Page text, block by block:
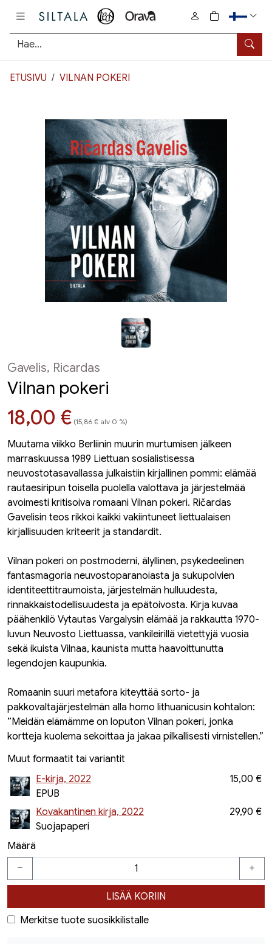
Hae
0
tuotetta
ETUSIVU VILNAN POKERI
Gavelis, Ricardas
Vilnan pokeri
Hinta nyt
18,00 € (15,86 € alv 0 %)
Muutama viikko Berliinin muurin murtumisen jälkeen
marraskuussa 1989 Liettuan sosialistisessa
neuvostotasavallassa julkaistiin kirjallinen pommi: elämää
rautaesiripun toisella puolella valottava ja järjestelmää
avoimesti kritisoiva romaani Vilnan pokeri. Ričardas
Gavelisin teos rikkoi kaikki vakiintuneet liettualaisen
kirjallisuuden kriteerit ja standardit.
Vilnan pokeri on postmoderni, älyllinen, psykedeelinen
fantasmagoria neuvostoparanoiasta ja sukupolvien
identiteettitraumoista, järjestelmän hulluudesta,
rinnakkaistodellisuudesta ja epätoivosta. Kirja kuvaa
päähenkilö Vytautas Vargalysin elämää ja rakkautta 1970-
luvun Neuvosto Liettuassa, vankileirillä vietettyjä vuosia
sekä ikuista Vilnaa, kaunista mutta haavoittunutta
legendojen kaupunkia.
Romaanin suuri metafora kiteyttää sorto- ja
pakkovaltajärjestelmän alla homo lithuanicusin kohtalon:
”Meidän elämämme on loputon Vilnan pokeri, jonka
kortteja kuolema sekoittaa ja jakaa pilkallisesti virnistellen.”
Muut formaatit tai variantit
E-kirja, 2022
EPUB
15,00 €
Kovakantinen kirja, 2022
Suojapaperi
29,90 €
Määrä
LISÄÄ KORIIN
Merkitse tuote suosikkilistalle